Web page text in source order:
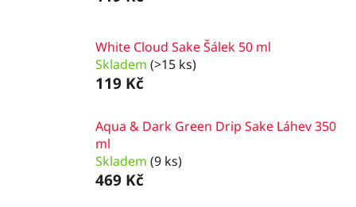
White Cloud Sake Šálek 50 ml
Skladem (>15 ks)
119 Kč
Aqua & Dark Green Drip Sake Láhev 350
ml
Skladem (9 ks)
469 Kč